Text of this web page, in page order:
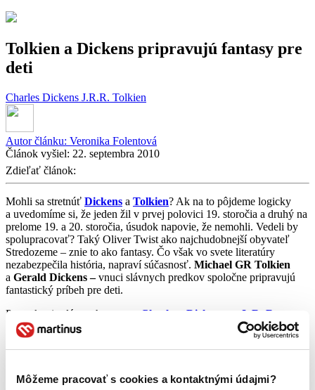
Môžeme pracovať s cookies a kontaktnými údajmi?
Tolkien a Dickens pripravujú fantasy pre
deti
Charles Dickens J.R.R. Tolkien
Autor článku: Veronika Folentová
Článok vyšiel: 22. septembra 2010
Zdieľať článok:
Mohli sa stretnúť Dickens a Tolkien? Ak na to pôjdeme logicky
a uvedomíme si, že jeden žil v prvej polovici 19. storočia a druhý na
prelome 19. a 20. storočia, úsudok napovie, že nemohli. Vedeli by
spolupracovať? Taký Oliver Twist ako najchudobnejší obyvateľ
Stredozeme – znie to ako fantasy. Čo však vo svete literatúry
nezabezpečila história, napraví súčasnosť. Michael GR Tolkien
a Gerald Dickens –vnuci slávnych predkov spoločne pripravujú
fantastický príbeh pre deti.
Potomkovia slávnych autorov
Charlesa Dickensa
J. R. R.
Tolkienasa pustili do spoločnej práce. Výsledkom má byť
prepracovanie obľúbeného fantastického príbehu
Michaela GR
Tolkiena, ktorý je najstarším vnukom autoraPána prsteňov.
prapravnuk autoraOlivera Twista Gerald Dickens.